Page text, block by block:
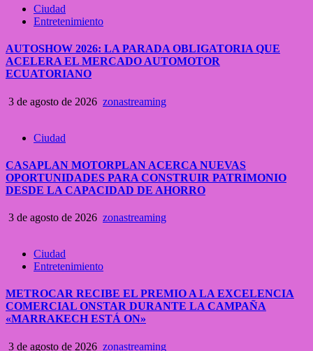
Ciudad
Entretenimiento
AUTOSHOW 2026: LA PARADA OBLIGATORIA QUE
ACELERA EL MERCADO AUTOMOTOR
ECUATORIANO
3 de agosto de 2026 zonastreaming
Ciudad
CASAPLAN MOTORPLAN ACERCA NUEVAS
OPORTUNIDADES PARA CONSTRUIR PATRIMONIO
DESDE LA CAPACIDAD DE AHORRO
3 de agosto de 2026 zonastreaming
Ciudad
Entretenimiento
METROCAR RECIBE EL PREMIO A LA EXCELENCIA
COMERCIAL ONSTAR DURANTE LA CAMPAÑA
«MARRAKECH ESTÁ ON»
3 de agosto de 2026 zonastreaming